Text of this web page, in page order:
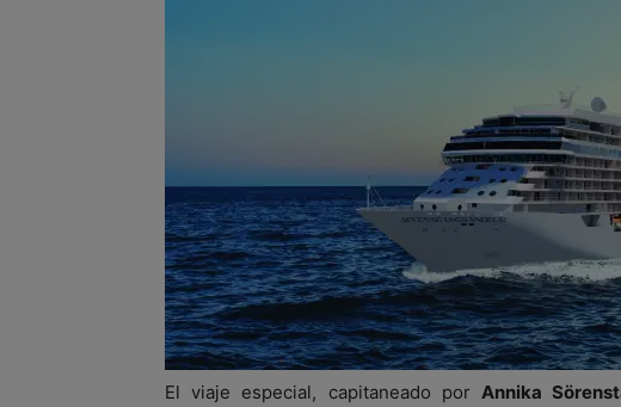
El viaje especial, capitaneado por Annika